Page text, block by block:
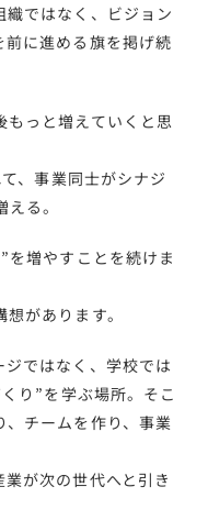
ではなく、ビジョン
に進める旗を掲げ続
っと増えていくと思
、事業同士がシナジ
る。
を増やすことを続けま
があります。
ではなく、学校では
り”を学ぶ場所。そこ
チームを作り、事業
が次の世代へと引き